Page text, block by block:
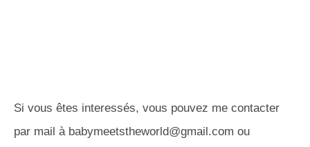
Si vous êtes interessés, vous pouvez me contacter
par mail à babymeetstheworld@gmail.com ou